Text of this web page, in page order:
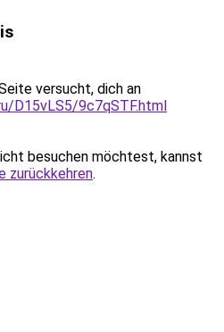
versucht, dich an
D15vLS5/9c7qSTF.html
besuchen möchtest, kannst
zurückkehren.